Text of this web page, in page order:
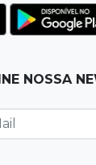
nunca está à
corredor da
DE AGOSTO
NOSSA